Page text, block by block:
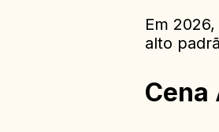
Em
alto